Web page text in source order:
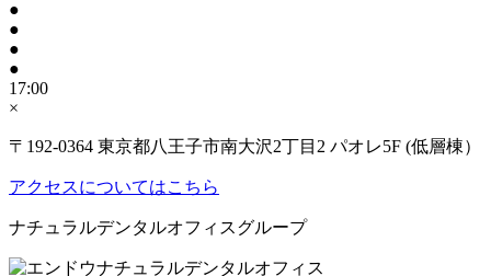
●
●
●
●
17:00
×
〒192-0364 東京都八王子市南大沢2丁目2 パオレ5F (低層棟）
アクセスについてはこちら
ナチュラルデンタルオフィスグループ